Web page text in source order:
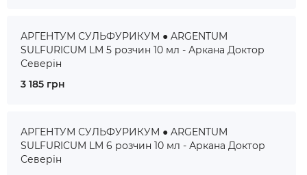
АРГЕНТУМ СУЛЬФУРИКУМ ● ARGENTUM
SULFURICUM LM 5 розчин 10 мл - Аркана Доктор
Северін
3 185 грн
АРГЕНТУМ СУЛЬФУРИКУМ ● ARGENTUM
SULFURICUM LM 6 розчин 10 мл - Аркана Доктор
Северін